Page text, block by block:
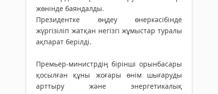
жөнінде баяндалды.
Президентке өңдеу өнеркәсібінде
жүргізіліп жатқан негізгі жұмыстар туралы
ақпарат берілді.
Премьер-министрдің бірінші орынбасары
қосылған құны жоғары өнім шығаруды
арттыру және энергетикалық